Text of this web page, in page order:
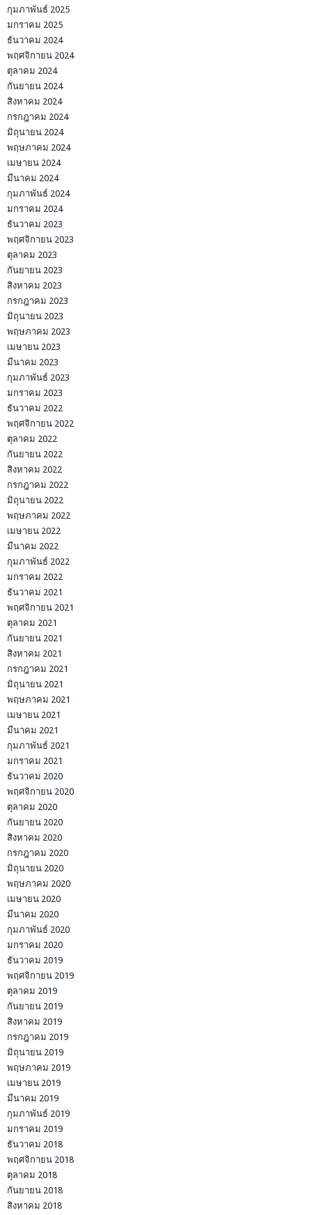
กุมภาพันธ์ 2025
มกราคม 2025
ธันวาคม 2024
พฤศจิกายน 2024
ตุลาคม 2024
กันยายน 2024
สิงหาคม 2024
กรกฎาคม 2024
มิถุนายน 2024
พฤษภาคม 2024
เมษายน 2024
มีนาคม 2024
กุมภาพันธ์ 2024
มกราคม 2024
ธันวาคม 2023
พฤศจิกายน 2023
ตุลาคม 2023
กันยายน 2023
สิงหาคม 2023
กรกฎาคม 2023
มิถุนายน 2023
พฤษภาคม 2023
เมษายน 2023
มีนาคม 2023
กุมภาพันธ์ 2023
มกราคม 2023
ธันวาคม 2022
พฤศจิกายน 2022
ตุลาคม 2022
กันยายน 2022
สิงหาคม 2022
กรกฎาคม 2022
มิถุนายน 2022
พฤษภาคม 2022
เมษายน 2022
มีนาคม 2022
กุมภาพันธ์ 2022
มกราคม 2022
ธันวาคม 2021
พฤศจิกายน 2021
ตุลาคม 2021
กันยายน 2021
สิงหาคม 2021
กรกฎาคม 2021
มิถุนายน 2021
พฤษภาคม 2021
เมษายน 2021
มีนาคม 2021
กุมภาพันธ์ 2021
มกราคม 2021
ธันวาคม 2020
พฤศจิกายน 2020
ตุลาคม 2020
กันยายน 2020
สิงหาคม 2020
กรกฎาคม 2020
มิถุนายน 2020
พฤษภาคม 2020
เมษายน 2020
มีนาคม 2020
กุมภาพันธ์ 2020
มกราคม 2020
ธันวาคม 2019
พฤศจิกายน 2019
ตุลาคม 2019
กันยายน 2019
สิงหาคม 2019
กรกฎาคม 2019
มิถุนายน 2019
พฤษภาคม 2019
เมษายน 2019
มีนาคม 2019
กุมภาพันธ์ 2019
มกราคม 2019
ธันวาคม 2018
พฤศจิกายน 2018
ตุลาคม 2018
กันยายน 2018
สิงหาคม 2018